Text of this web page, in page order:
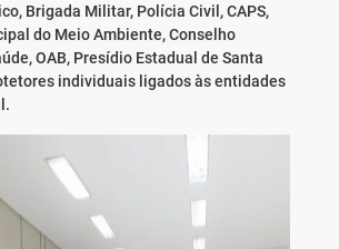
Brigada Militar, Polícia Civil, CAPS,
do Meio Ambiente, Conselho
OAB, Presídio Estadual de Santa
individuais ligados às entidades